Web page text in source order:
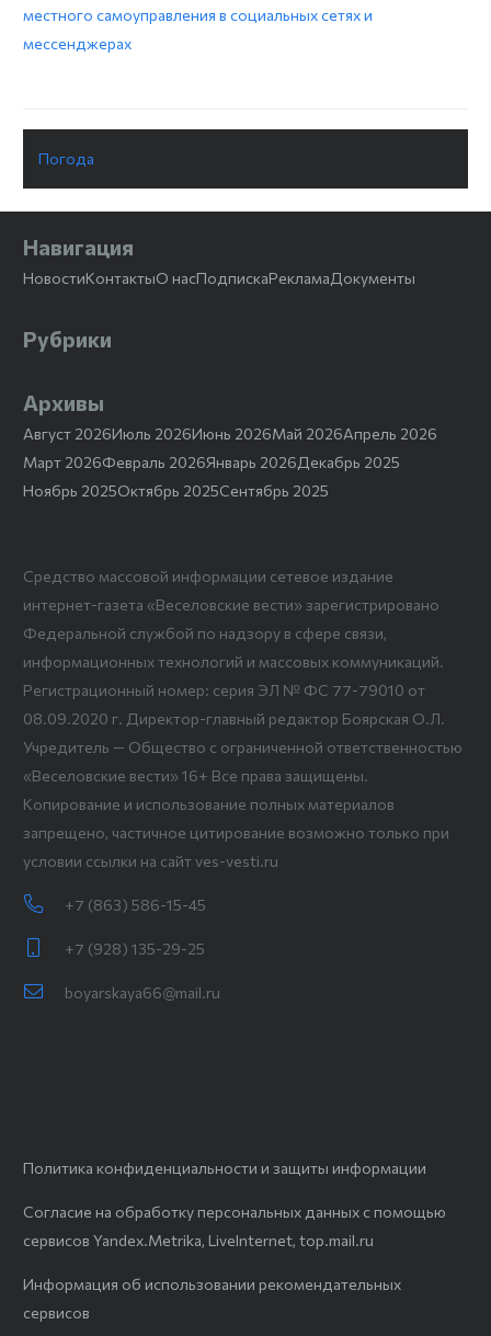
местного самоуправления в социальных сетях и
мессенджерах
Погода
Навигация
НовостиКонтактыО насПодпискаРекламаДокументы
Рубрики
Архивы
Август 2026Июль 2026Июнь 2026Май 2026Апрель 2026
Март 2026Февраль 2026Январь 2026Декабрь 2025
Ноябрь 2025Октябрь 2025Сентябрь 2025
Средство массовой информации сетевое издание
интернет-газета «Веселовские вести» зарегистрировано
Федеральной службой по надзору в сфере связи,
информационных технологий и массовых коммуникаций.
Регистрационный номер: серия ЭЛ № ФС 77-79010 от
08.09.2020 г. Директор-главный редактор Боярская О.Л.
Учредитель — Общество с ограниченной ответственностью
«Веселовские вести» 16+ Все права защищены.
Копирование и использование полных материалов
запрещено, частичное цитирование возможно только при
условии ссылки на сайт ves-vesti.ru
+7 (863) 586-15-45
+7 (928) 135-29-25
boyarskaya66@mail.ru
Политика конфиденциальности и защиты информации
Согласие на обработку персональных данных с помощью
сервисов Yandex.Metrika, LiveInternet, top.mail.ru
Информация об использовании рекомендательных
сервисов